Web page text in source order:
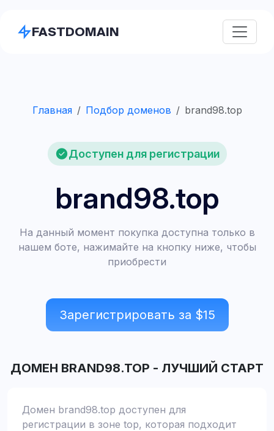
FASTDOMAIN
Главная Подбор доменов brand98.top
Доступен для регистрации
brand98.top
На данный момент покупка доступна только в
нашем боте, нажимайте на кнопку ниже, чтобы
приобрести
Зарегистрировать за $15
ДОМЕН BRAND98.TOP - ЛУЧШИЙ СТАРТ
Домен brand98.top доступен для
регистрации в зоне top, которая подходит